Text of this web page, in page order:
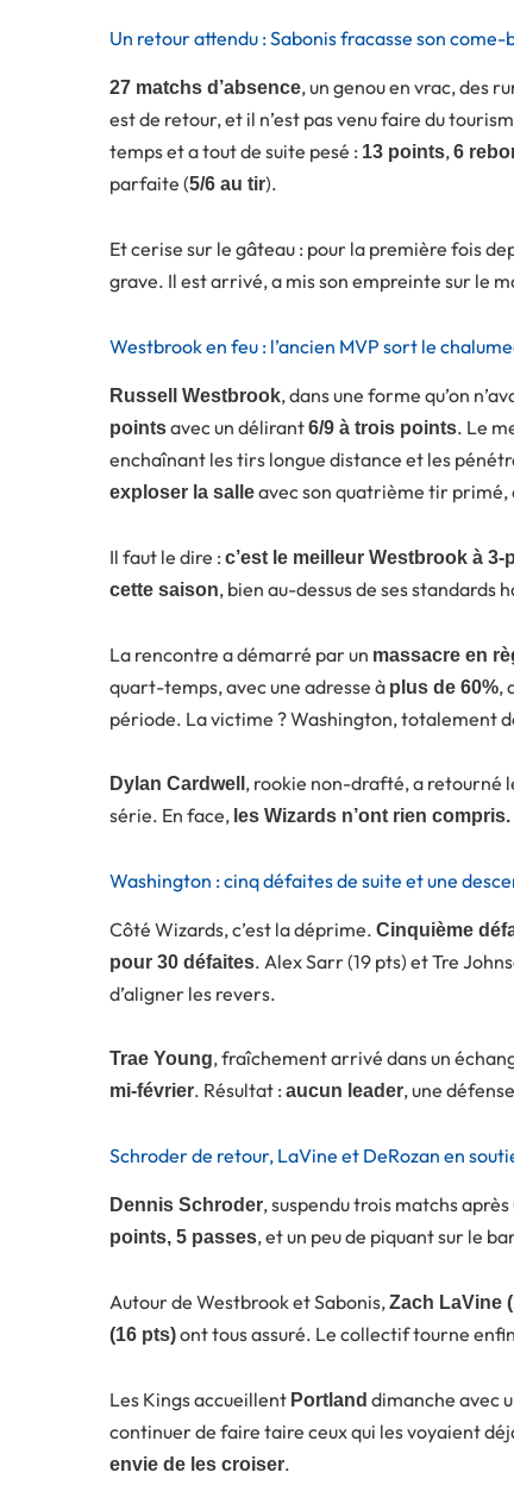
Un retour attendu : Sabonis fracasse son come-
27 matchs d’absence, un genou en vrac, des
est de retour, et il n’est pas venu faire du
temps et a tout de suite pesé : 13 points,6
parfaite (5/6 au tir).
Et cerise sur le gâteau : pour la première fois
grave. Il est arrivé, a mis son empreinte sur le
Westbrook en feu : l’ancien MVP sort le
Russell Westbrook, dans une forme qu’on
pointsavec un délirant6/9 à trois points. Le
enchaînant les tirs longue distance et les
exploser la salleavec son quatrième tir primé,
Il faut le dire : c’est le meilleur Westbrook à
cette saison, bien au-dessus de ses standards
La rencontre a démarré par un massacre en
quart-temps, avec une adresse à plus de 60%,
période. La victime ? Washington, totalement
Dylan Cardwell , rookie non-drafté, a retourné
série. En face, les Wizards n’ont rien compris.
Washington : cinq défaites de suite et une
Côté Wizards, c’est la déprime. Cinquième
pour 30 défaites. Alex Sarr (19 pts) et Tre
d’aligner les revers.
Trae Young, fraîchement arrivé dans un
mi-février. Résultat : aucun leader, une
Schroder de retour, LaVine et DeRozan en
Dennis Schroder, suspendu trois matchs
points, 5 passes, et un peu de piquant sur le
Autour de Westbrook et Sabonis,Zach LaVine
(16 pts)ont tous assuré. Le collectif tourne
Les Kings accueillent Portland dimanche avec
continuer de faire taire ceux qui les voyaient
envie de les croiser.